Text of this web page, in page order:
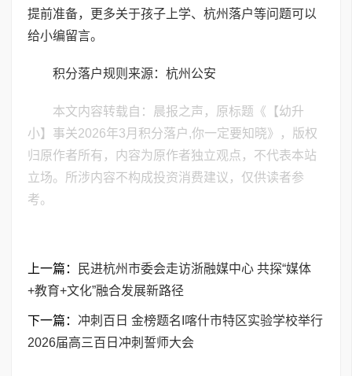
提前准备，更多关于孩子上学、杭州落户等问题可以
给小编留言。
积分落户规则来源：杭州公安
本文内容转载自：晨报之声，原标题《【幼升
小】事关2026年3月积分落户,你一定要知晓》，版权
归原作者所有，内容为原作者独立观点，不代表本站
立场。所涉内容不构成投资消费建议，仅供读者参
考。
上一篇：
民进杭州市委会走访浙融媒中心 共探“媒体
+教育+文化”融合发展新路径
下一篇： ​冲刺百日 金榜题名I喀什市特区实验学校举行
2026届高三百日冲刺誓师大会